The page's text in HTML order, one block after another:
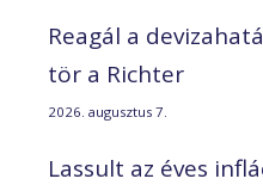
Reagál a
tör a Richter
2026. augusztus 7.
Lassult az éves